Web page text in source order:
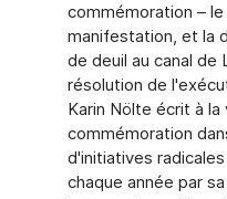
commémoration –
manifestation, et la
de deuil au canal de
résolution de
Karin Nölte écrit à la
commémoration
d'initiatives
chaque année par